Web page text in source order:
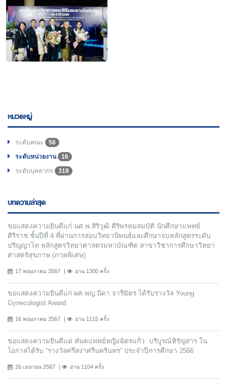
หมวดหมู่
ระดับคณะ
56
ระดับหน่วยงาน
16
ระดับบุคลากร
318
บทความล่าสุด
ขอแสดงความยินดีแก่ นศ.พ.สิริวุฒิ ศิริพรหมสมบัติ นักศึกษาแพทย์
ศิริราช ชั้นปีที่ 4 ที่ผ่านการสอบวิทยานิพนธ์และศึกษาจบหลักสูตรระดับ
ปริญญาโท หลักสูตรวิทยาศาสตรมหาบัณฑิต สาขาวิชาการศึกษาวิทยา
ศาสตร์สุขภาพ (ภาคพิเศษ)
17 พฤษภาคม 2567 อ่าน 1300 ครั้ง
ขอแสดงความยินดีแก่ ผศ.พญ.นิดา จารีมิตร ได้รับรางวัล Young
Gynecologist Award
16 พฤษภาคม 2567 อ่าน 1115 ครั้ง
ขอแสดงความยินดีแด่ ทันตแพทย์หญิงฉัตรแก้ว บริบูรณ์หิรัญสาร ใน
โอกาสได้รับ “รางวัลศรีสง่าศรีนครินทร” ประจำปีการศึกษา 2566
26 เมษายน 2567 อ่าน 1104 ครั้ง